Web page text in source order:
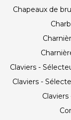
Chapeaux de
Claviers -
Claviers -